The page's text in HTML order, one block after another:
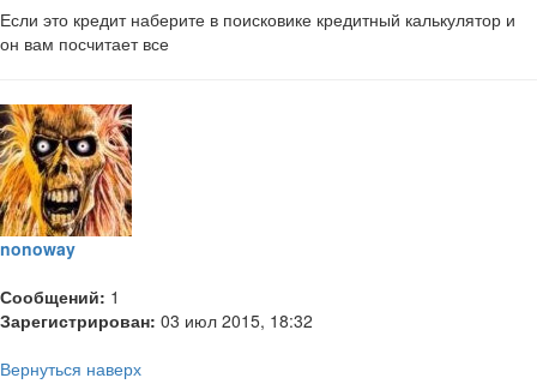
Если это кредит наберите в поисковике кредитный калькулятор и
он вам посчитает все
nonoway
Сообщений: 1
Зарегистрирован: 03 июл 2015, 18:32
Вернуться наверх